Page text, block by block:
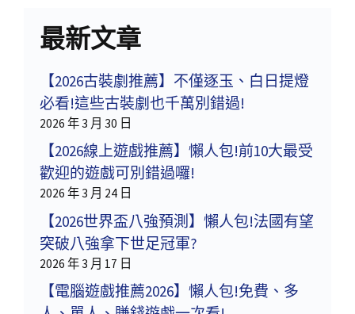
最新文章
【2026古裝劇推薦】不僅逐玉、白日提燈
必看!這些古裝劇也千萬別錯過!
2026 年 3 月 30 日
【2026線上遊戲推薦】懶人包!前10大最受
歡迎的遊戲可別錯過囉!
2026 年 3 月 24 日
【2026世界盃八強預測】懶人包!法國有望
突破八強拿下世足冠軍?
2026 年 3 月 17 日
【電腦遊戲推薦2026】懶人包!免費、多